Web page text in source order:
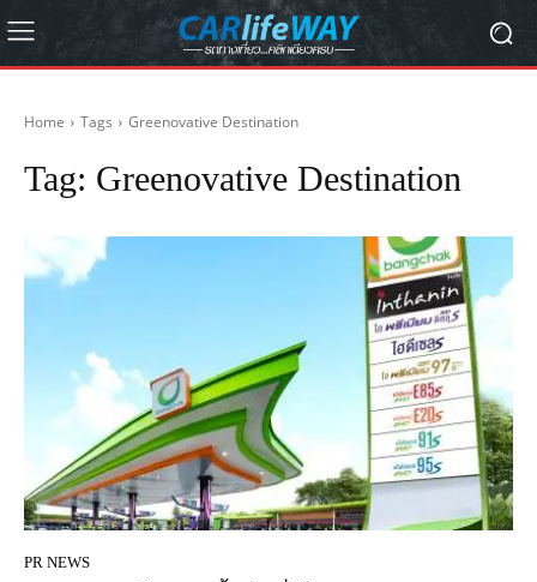
Home Tags Greenovative Destination
Tag: Greenovative Destination
PR NEWS